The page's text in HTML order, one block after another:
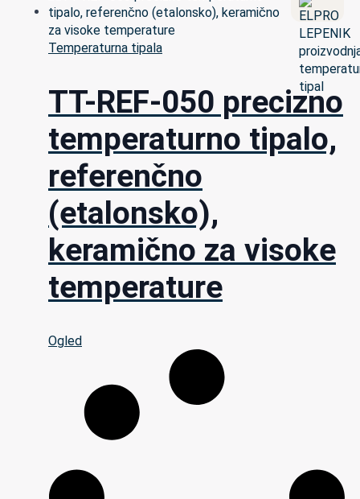
Temperaturna tipala
TT-REF-050 precizno
temperaturno tipalo,
referenčno
(etalonsko),
keramično za visoke
temperature
Ogled